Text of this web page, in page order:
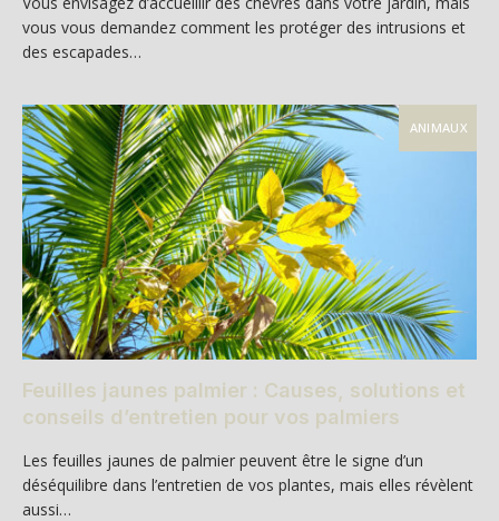
vous vous demandez comment les protéger des intrusions et
des escapades…
ANIMAUX
Feuilles jaunes palmier : Causes, solutions et
conseils d’entretien pour vos palmiers
Les feuilles jaunes de palmier peuvent être le signe d’un
déséquilibre dans l’entretien de vos plantes, mais elles révèlent
aussi…